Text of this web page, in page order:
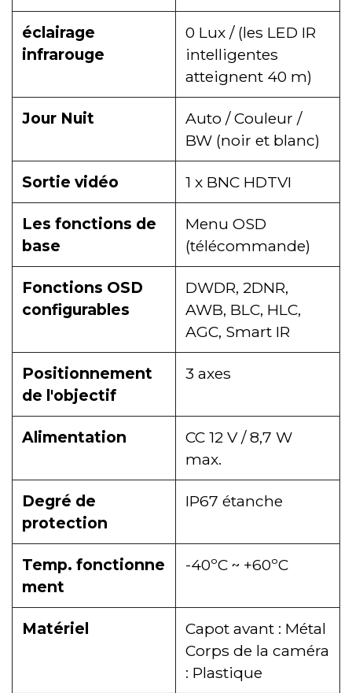
éclairage
infrarouge
0 Lux / (les LED IR
intelligentes
atteignent 40 m)
Jour Nuit
Auto / Couleur /
BW (noir et blanc)
Sortie vidéo 1 x BNC HDTVI
Les fonctions de
base
Menu OSD
(télécommande)
Fonctions OSD
configurables
DWDR, 2DNR,
AWB, BLC, HLC,
AGC, Smart IR
Positionnement
de l'objectif
3 axes
Alimentation
CC 12 V / 8,7 W
max.
Degré de
protection
IP67 étanche
Temp. fonctionne
ment
-40ºC ~ +60ºC
Matériel
Capot avant : Métal
Corps de la caméra
: Plastique